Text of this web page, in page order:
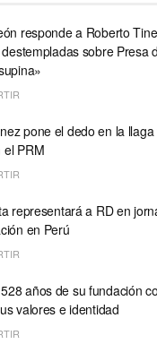
responde a Roberto
sobre Presa
pone el dedo en la
el PRM
representará a RD en
en Perú
años de su fundación
valores e identidad